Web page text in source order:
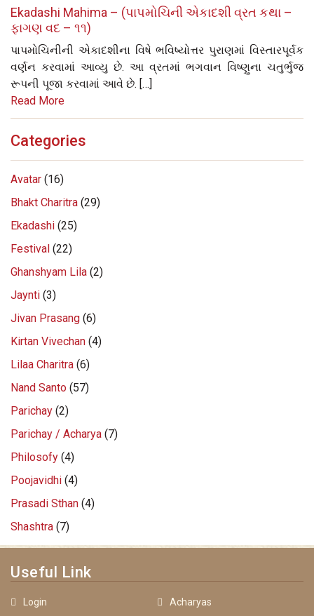
Ekadashi Mahima – (પાપમોચિની એકાદશી વ્રત કથા –
ફાગણ વદ – ૧૧)
પાપમોચિનીની એકાદશીના વિષે ભવિષ્યોત્તર પુરાણમાં વિસ્તારપૂર્વક
વર્ણન કરવામાં આવ્યુ છે. આ વ્રતમાં ભગવાન વિષ્ણુના ચતુર્ભુજ
રૂપની પૂજા કરવામાં આવે છે. […]
Read More
Categories
Avatar (16)
Bhakt Charitra (29)
Ekadashi (25)
Festival (22)
Ghanshyam Lila (2)
Jaynti (3)
Jivan Prasang (6)
Kirtan Vivechan (4)
Lilaa Charitra (6)
Nand Santo (57)
Parichay (2)
Parichay / Acharya (7)
Philosofy (4)
Poojavidhi (4)
Prasadi Sthan (4)
Shashtra (7)
Useful Link
Login
Acharyas